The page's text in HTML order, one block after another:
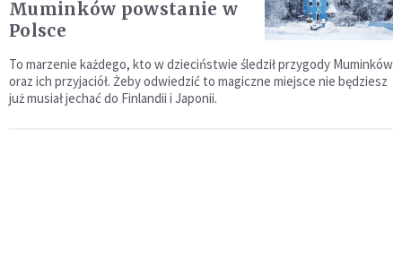
Muminków powstanie w
Polsce
To marzenie każdego, kto w dzieciństwie śledził przygody Muminków
oraz ich przyjaciół. Żeby odwiedzić to magiczne miejsce nie będziesz
już musiał jechać do Finlandii i Japonii.